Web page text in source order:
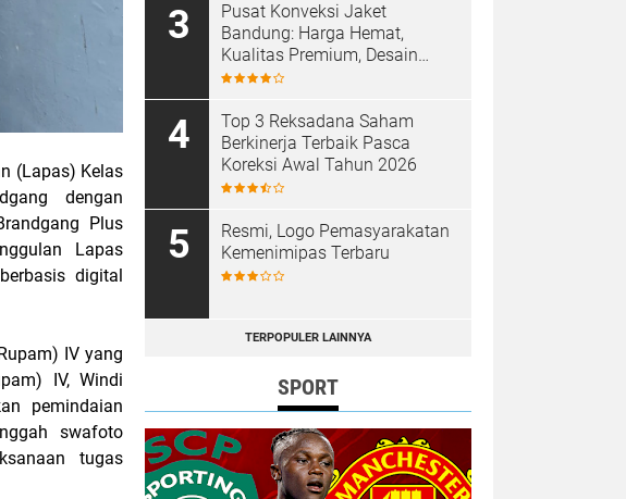
(Lapas) Kelas
dengan
Plus
Lapas
digital
IV yang
IV, Windi
pemindaian
swafoto
tugas
Pusat Konveksi Jaket
Bandung: Harga Hemat,
Kualitas Premium, Desain
Custom
Top 3 Reksadana Saham
Berkinerja Terbaik Pasca
Koreksi Awal Tahun 2026
Resmi, Logo Pemasyarakatan
Kemenimipas Terbaru
TERPOPULER LAINNYA
SPORT